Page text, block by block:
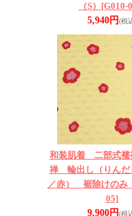
（S） [G010-
5,940円(税
和装肌着 二部式
禅 輪出し（りんだ
／赤） 裾除けの
05]
9,900円(税